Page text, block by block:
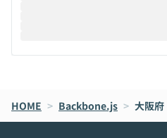
メルカリでの判断基準をもとに
oworkの基本的な機能をご紹介
す。 続く公開デモでは、実際にCoworkを
HOME > Backbone.js > 大阪府